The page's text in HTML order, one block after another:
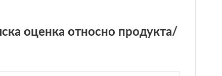
оценка относно продукта/